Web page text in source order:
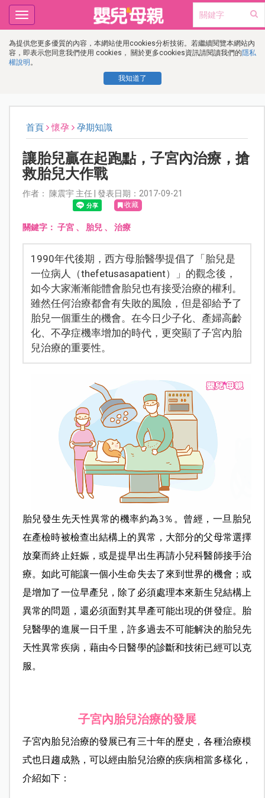
為提供您更多優質的內容，本網站使用cookies分析技術。若繼續閱覽本網站內
容，即表示您同意我們使用 cookies， 關於更多cookies資訊請閱讀我們的隱私
權說明 。
我知道了
Toggle
navigation
首頁 懷孕 孕期知識
讓胎兒贏在起跑點，子宮內治療，搶
救胎兒大作戰
作者： 陳震宇 主任 | 發表日期：2017-09-21
收藏
關鍵字： 子宮、 胎兒、 治療
1990年代後期，西方母胎醫學提倡了「胎兒是
一位病人（thefetusasapatient）」的觀念後，
如今大家漸漸能體會胎兒也有接受治療的權利。
雖然任何治療都會有失敗的風險，但是卻給予了
胎兒一個重生的機會。在今日少子化、產婦高齡
化、不孕症機率增加的時代，更突顯了子宮內胎
兒治療的重要性。
胎兒發生先天性異常的機率約為3％。曾經，一旦胎兒
在產檢時被檢查出結構上的異常，大部分的父母常選擇
放棄而終止妊娠，或是提早出生再請小兒科醫師接手治
療。如此可能讓一個小生命失去了來到世界的機會；或
是增加了一位早產兒，除了必須處理本來新生兒結構上
異常的問題，還必須面對其早產可能出現的併發症。胎
兒醫學的進展一日千里，許多過去不可能解決的胎兒先
天性異常疾病，藉由今日醫學的診斷和技術已經可以克
服。
子宮內胎兒治療的發展
子宮內胎兒治療的發展已有三十年的歷史，各種治療模
式也日趨成熟，可以經由胎兒治療的疾病相當多樣化，
介紹如下：